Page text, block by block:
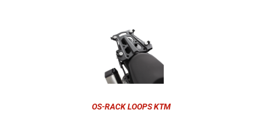
OS-RACK LOOPS KTM